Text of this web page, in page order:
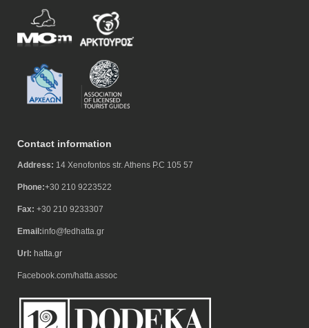
Contact information
Address: 14 Xenofontos str. Athens P.C 105 57
Phone:+30 210 9223522
Fax: +30 210 9233307
Email:info@fedhatta.gr
Url: hatta.gr
Facebook.com/hatta.assoc